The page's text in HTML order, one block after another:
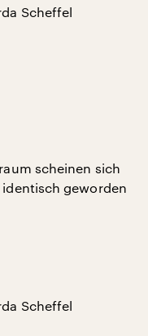
Scheffel
scheinen sich
geworden
Scheffel